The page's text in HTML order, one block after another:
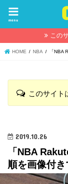
menu
この
HOME NBA 「NBA
このサイト
2019.10.26
「NBA
順を画像付き